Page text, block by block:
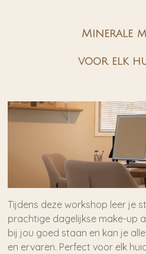
Minerale
voor elk
Tijdens deze workshop leer je
prachtige dagelijkse make-up
bij jou goed staan en kan je
en ervaren. Perfect voor elk